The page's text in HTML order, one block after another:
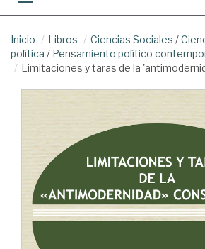
Inicio Libros Ciencias Sociales /
política / Pensamiento político
Limitaciones y taras de la